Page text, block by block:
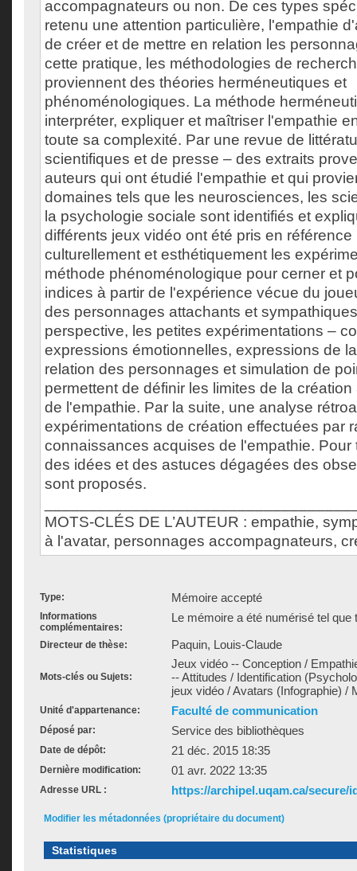
accompagnateurs ou non. De ces types
retenu une attention particulière, l'empathie
de créer et de mettre en relation les
cette pratique, les méthodologies de
proviennent des théories herméneutiques et
phénoménologiques. La méthode
interpréter, expliquer et maîtriser l'empathie
toute sa complexité. Par une revue de
scientifiques et de presse – des extraits
auteurs qui ont étudié l'empathie et qui
domaines tels que les neurosciences, les
la psychologie sociale sont identifiés et
différents jeux vidéo ont été pris en référence
culturellement et esthétiquement les
méthode phénoménologique pour cerner et
indices à partir de l'expérience vécue du
des personnages attachants et
perspective, les petites expérimentations –
expressions émotionnelles, expressions de
relation des personnages et simulation de
permettent de définir les limites de la
de l'empathie. Par la suite, une analyse
expérimentations de création effectuées par
connaissances acquises de l'empathie. Pour
des idées et des astuces dégagées des
sont proposés.
MOTS-CLÉS DE L’AUTEUR : empathie,
à l'avatar, personnages accompagnateurs,
Type: Mémoire accepté
Informations
complémentaires:
Le mémoire a été numérisé tel que
Directeur de thèse: Paquin, Louis-Claude
Mots-clés ou Sujets:
Jeux vidéo -- Conception /
-- Attitudes / Identification
jeux vidéo / Avatars (Infographie) /
Unité d'appartenance: Faculté de communication
Déposé par: Service des bibliothèques
Date de dépôt: 21 déc. 2015 18:35
Dernière modification: 01 avr. 2022 13:35
Adresse URL : https://archipel.uqam.ca/secure/
Modifier les métadonnées (propriétaire du document)
Statistiques